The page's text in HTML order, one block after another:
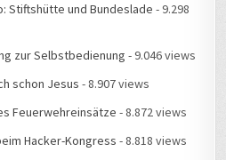
Stiftshütte und Bundeslade - 9.298
zur Selbstbedienung - 9.046 views
schon Jesus - 8.907 views
Feuerwehreinsätze - 8.872 views
Hacker-Kongress - 8.818 views